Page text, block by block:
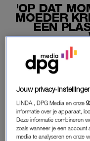
'OP DAT
MOEDER
EEN
05-08-
LEES
Jouw privacy-
LINDA., DPG Media en onze
informatie over je apparaat,
Deze informatie combineren
zoals wanneer je een
media te analyseren en onze